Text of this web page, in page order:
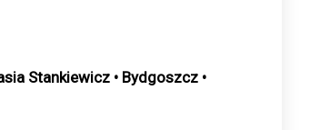
Stankiewicz • Bydgoszcz •